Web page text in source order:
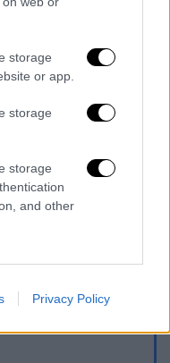
storage
or app.
storage
storage
and other
Privacy Policy
σχόλια θα
ιστορίες για τη